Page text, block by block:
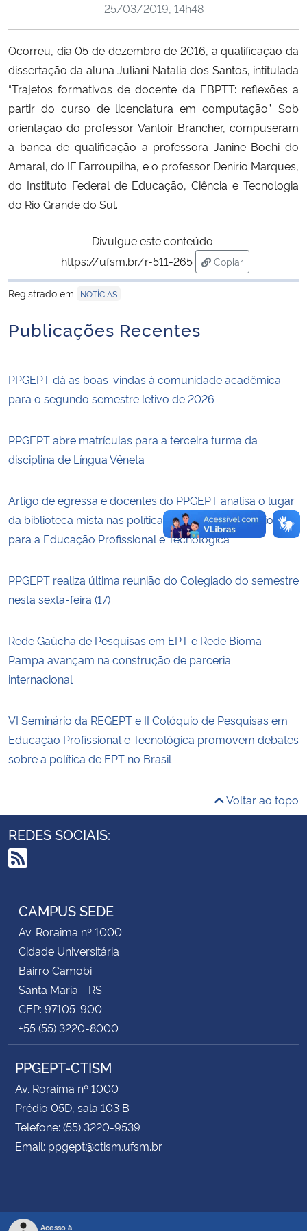
Ministério da Saúde
Ministério de Minas e Energia
Ministério do Meio Ambiente
Ministério do Turismo
Controladoria-Geral da União
Ministério da Mulher, da Família e dos Direitos Humanos
Secretaria-Geral
Secretaria de Governo
Advocacia-Geral da União
Planalto
25/03/2019, 14h48
Ocorreu, dia 05 de dezembro de 2016, a qualificação da
dissertação da aluna Juliani Natalia dos Santos, intitulada
“Trajetos formativos de docente da EBPTT: reflexões a
partir do curso de licenciatura em computação”. Sob
orientação do professor Vantoir Brancher, compuseram
a banca de qualificação a professora Janine Bochi do
Amaral, do IF Farroupilha, e o professor Denirio Marques,
do Instituto Federal de Educação, Ciência e Tecnologia
do Rio Grande do Sul.
Divulgue este conteúdo:
https://ufsm.br/r-511-265
Copiar
para área de
Registrado em
NOTÍCIAS
Publicações Recentes
PPGEPT dá as boas-vindas à comunidade acadêmica
para o segundo semestre letivo de 2026
PPGEPT abre matrículas para a terceira turma da
disciplina de Língua Vêneta
Artigo de egressa e docentes do PPGEPT analisa o lugar
da biblioteca mista nas políticas públicas e educacionais
para a Educação Profissional e Tecnológica
PPGEPT realiza última reunião do Colegiado do semestre
nesta sexta-feira (17)
Rede Gaúcha de Pesquisas em EPT e Rede Bioma
Pampa avançam na construção de parceria
internacional
VI Seminário da REGEPT e II Colóquio de Pesquisas em
Educação Profissional e Tecnológica promovem debates
sobre a política de EPT no Brasil
Voltar ao topo
REDES SOCIAIS:
RSS
CAMPUS SEDE
Av. Roraima nº 1000
Cidade Universitária
Bairro Camobi
Santa Maria - RS
CEP: 97105-900
+55 (55) 3220-8000
PPGEPT-CTISM
Av. Roraima nº 1000
Prédio 05D, sala 103 B
Telefone: (55) 3220-9539
Email: ppgept@ctism.ufsm.br
Acesso à